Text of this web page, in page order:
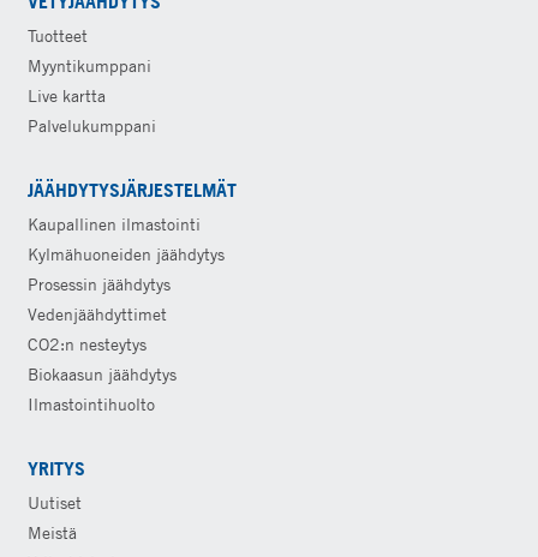
Tuotteet
Myyntikumppani
Live kartta
Palvelukumppani
JÄÄHDYTYSJÄRJESTELMÄT
Kaupallinen ilmastointi
Kylmähuoneiden jäähdytys
Prosessin jäähdytys
Vedenjäähdyttimet
CO2:n nesteytys
Biokaasun jäähdytys
Ilmastointihuolto
YRITYS
Uutiset
Meistä